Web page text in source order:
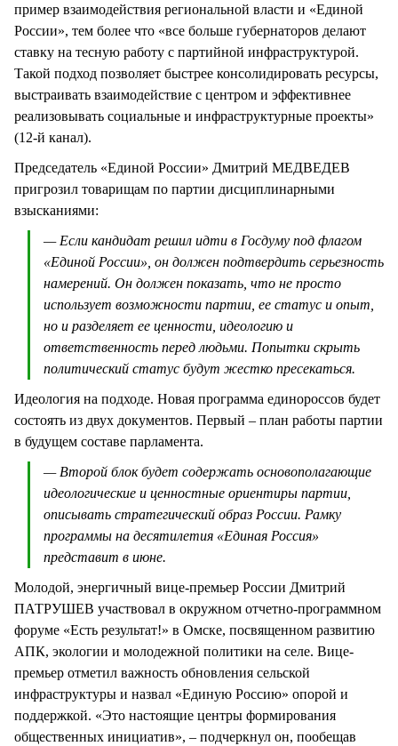
пример взаимодействия региональной власти и «Единой
России», тем более что «все больше губернаторов делают
ставку на тесную работу с партийной инфраструктурой.
Такой подход позволяет быстрее консолидировать ресурсы,
выстраивать взаимодействие с центром и эффективнее
реализовывать социальные и инфраструктурные проекты»
(12-й канал).
Председатель «Единой России» Дмитрий МЕДВЕДЕВ
пригрозил товарищам по партии дисциплинарными
взысканиями:
— Если кандидат решил идти в Госдуму под флагом
«Единой России», он должен подтвердить серьезность
намерений. Он должен показать, что не просто
использует возможности партии, ее статус и опыт,
но и разделяет ее ценности, идеологию и
ответственность перед людьми. Попытки скрыть
политический статус будут жестко пресекаться.
Идеология на подходе. Новая программа единороссов будет
состоять из двух документов. Первый – план работы партии
в будущем составе парламента.
— Второй блок будет содержать основополагающие
идеологические и ценностные ориентиры партии,
описывать стратегический образ России. Рамку
программы на десятилетия «Единая Россия»
представит в июне.
Молодой, энергичный вице-премьер России Дмитрий
ПАТРУШЕВ участвовал в окружном отчетно-программном
форуме «Есть результат!» в Омске, посвященном развитию
АПК, экологии и молодежной политики на селе. Вице-
премьер отметил важность обновления сельской
инфраструктуры и назвал «Единую Россию» опорой и
поддержкой. «Это настоящие центры формирования
общественных инициатив», – подчеркнул он, пообещав